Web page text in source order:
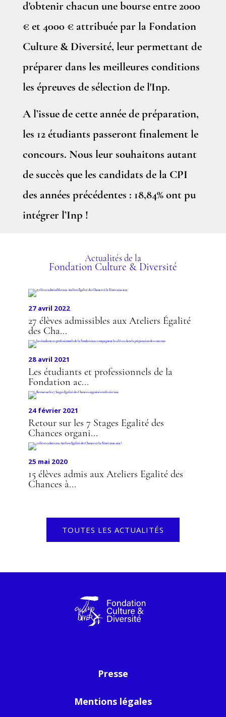
d'obtenir chacun une bourse entre 2000
€ et 4000 € attribuée par la Fondation
Culture & Diversité, leur permettant de
préparer dans les meilleures conditions
les épreuves de sélection de l'Inp.
A l’issue de cette année de préparation,
les 12 étudiants passeront finalement le
concours. Nous leur souhaitons autant
de succès que les candidats de la CPI
des années précédentes : 18,84% ont pu
intégrer l’Inp !
Actualités de la
Fondation Culture & Diversité
27 avril 2022
27 élèves admissibles aux Ateliers Égalité
des Cha...
28 avril 2021
Les étudiants et professionnels de la
Fondation ac...
24 février 2021
Retour sur les 7 Stages Egalité des
Chances organi...
25 mai 2020
15 élèves admis aux Ateliers Egalité des
Chances à...
TOUTES LES ACTUALITÉS
Presse
Mentions légales